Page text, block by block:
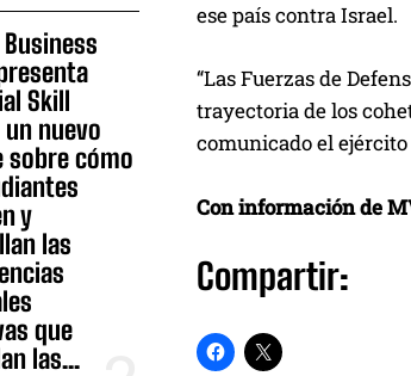
Skill
nuevo
sobre cómo
y
las
que
las...
ese país contra Israel.
“Las Fuerzas de
trayectoria de los
comunicado el ejército
Con información de
Compartir: